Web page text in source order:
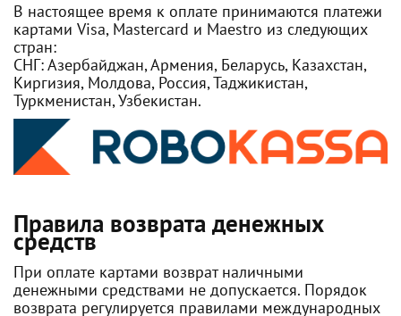
В настоящее время к оплате принимаются платежи
картами Visa, Mastercard и Maestro из следующих
стран:
СНГ: Азербайджан, Армения, Беларусь, Казахстан,
Киргизия, Молдова, Россия, Таджикистан,
Туркменистан, Узбекистан.
Правила возврата денежных
средств
При оплате картами возврат наличными
денежными средствами не допускается. Порядок
возврата регулируется правилами международных